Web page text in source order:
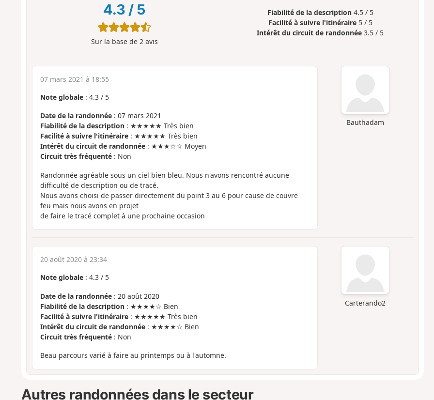
4.3 / 5
Sur la base de 2avis
Fiabilité de la description 4.5 / 5
Facilité à suivre l'itinéraire 5 / 5
Intérêt du circuit de randonnée 3.5 / 5
Bauthadam
07 mars 2021 à 18:55
Note globale: 4.3/ 5
Date de la randonnée: 07 mars 2021
Fiabilité de la description: ★★★★★ Très bien
Facilité à suivre l'itinéraire: ★★★★★ Très bien
Intérêt du circuit de randonnée: ★★★☆☆ Moyen
Circuit très fréquenté: Non
Randonnée agréable sous un ciel bien bleu. Nous n'avons rencontré aucune
difficulté de description ou de tracé.
Nous avons choisi de passer directement du point 3 au 6 pour cause de couvre
feu mais nous avons en projet
de faire le tracé complet à une prochaine occasion
Carterando2
20 août 2020 à 23:34
Note globale: 4.3/ 5
Date de la randonnée: 20 août 2020
Fiabilité de la description: ★★★★☆ Bien
Facilité à suivre l'itinéraire: ★★★★★ Très bien
Intérêt du circuit de randonnée: ★★★★☆ Bien
Circuit très fréquenté: Non
Beau parcours varié à faire au printemps ou à l'automne.
Autres randonnées dans le secteur